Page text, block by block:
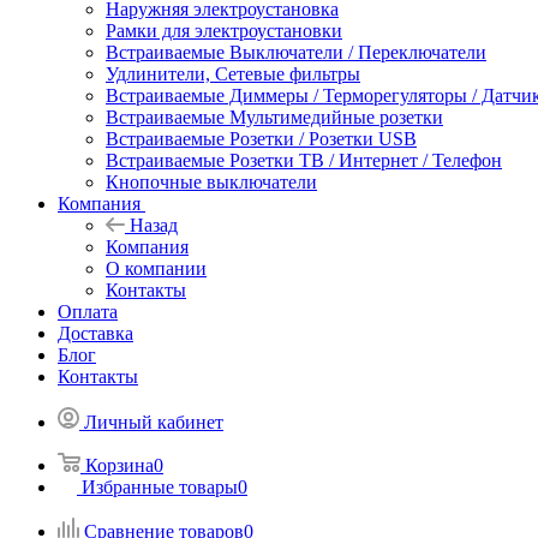
Наружняя электроустановка
Рамки для электроустановки
Встраиваемые Выключатели / Переключатели
Удлинители, Сетевые фильтры
Встраиваемые Диммеры / Терморегуляторы /
Встраиваемые Мультимедийные розетки
Встраиваемые Розетки / Розетки USB
Встраиваемые Розетки ТВ / Интернет / Телефон
Кнопочные выключатели
Компания
Назад
Компания
О компании
Контакты
Оплата
Доставка
Блог
Контакты
Личный кабинет
Корзина0
Избранные товары0
Сравнение товаров0